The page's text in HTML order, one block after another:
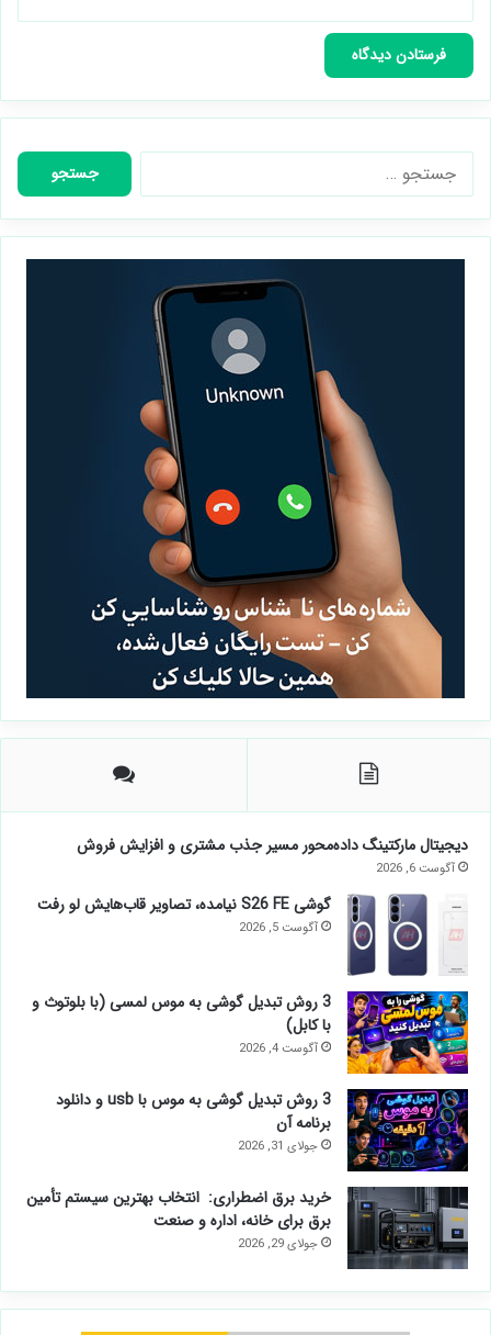
جستجو
برای:
دیجیتال مارکتینگ داده‌محور مسیر جذب مشتری و افزایش فروش
آگوست 6, 2026
گوشی S26 FE نیامده، تصاویر قاب‌هایش لو رفت
آگوست 5, 2026
3 روش تبدیل گوشی به موس لمسی (با بلوتوث و
با کابل)
آگوست 4, 2026
3 روش تبدیل گوشی به موس با usb و دانلود
برنامه آن
جولای 31, 2026
خرید برق اضطراری: انتخاب بهترین سیستم تأمین
برق برای خانه، اداره و صنعت
جولای 29, 2026